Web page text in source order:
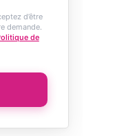
d’être
demande.
de